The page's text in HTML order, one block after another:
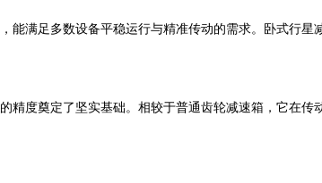
足多数设备平稳运行与精准传动的需求。卧式行星
奠定了坚实基础。相较于普通齿轮减速箱，它在传